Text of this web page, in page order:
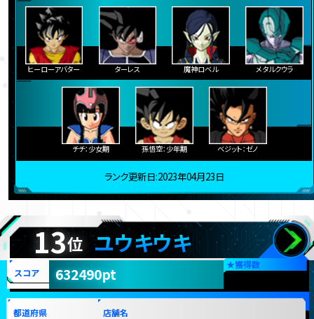
ヒーローアバター ターレス 魔神ロベル メタルクウラ
チチ：少女期 孫悟空：少年期 ベジット：ゼノ
ランク更新日:2023年04月23日
13位 ユウキウキ
★獲得数
スコア 632490pt
都道府県 店舗名